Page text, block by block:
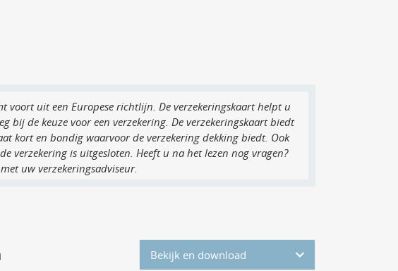
voort uit een Europese richtlijn. De verzekeringskaart helpt u
bij de keuze voor een verzekering. De verzekeringskaart biedt
kort en bondig waarvoor de verzekering dekking biedt. Ook
verzekering is uitgesloten. Heeft u na het lezen nog vragen?
uw verzekeringsadviseur.
Bekijk en download